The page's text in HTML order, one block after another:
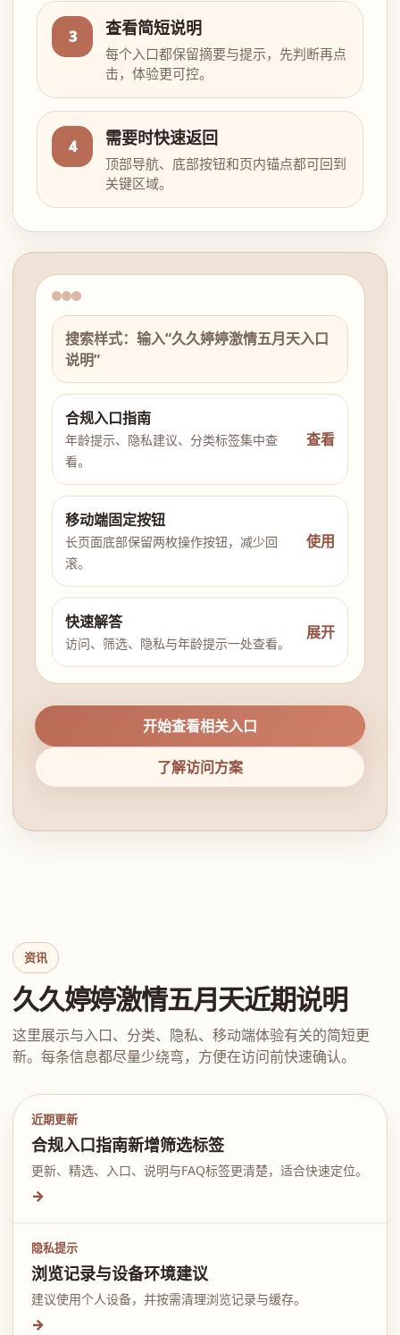
3 查看简短说明
每个入口都保留摘要与提示，先判断再点
击，体验更可控。
4 需要时快速返回
顶部导航、底部按钮和页内锚点都可回到
关键区域。
搜索样式：输入“久久婷婷激情五月天入口
说明”
合规入口指南
年龄提示、隐私建议、分类标签集中查
看。
查看
移动端固定按钮
长页面底部保留两枚操作按钮，减少回
滚。
使用
快速解答
访问、筛选、隐私与年龄提示一处查看。
展开
开始查看相关入口
了解访问方案
资讯
久久婷婷激情五月天近期说明
这里展示与入口、分类、隐私、移动端体验有关的简短更
新。每条信息都尽量少绕弯，方便在访问前快速确认。
近期更新
合规入口指南新增筛选标签
更新、精选、入口、说明与FAQ标签更清楚，适合快速定位。
→
隐私提示
浏览记录与设备环境建议
建议使用个人设备，并按需清理浏览记录与缓存。
→